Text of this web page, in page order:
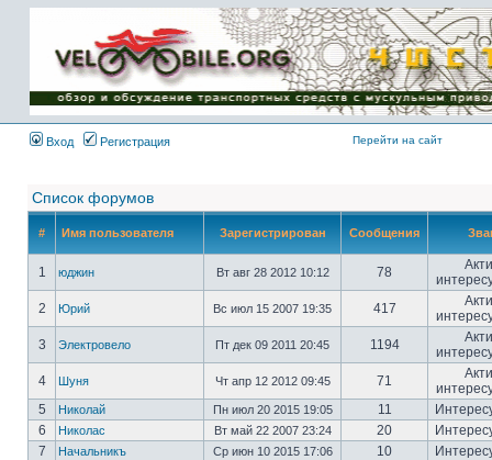
Имя пользователя:
Пароль:
{ LOG_ME_IN_SHORT
}
Вход
Регистрация Перейти на сайт
Список форумов
# Имя пользователя Зарегистрирован Сообщения
1 юджин Вт авг 28 2012 10:12 78
2
Юрий Вс июл 15 2007 19:35 417
3
Электровело Пт дек 09 2011 20:45 1194
4
Шуня Чт апр 12 2012 09:45 71
5
Николай Пн июл 20 2015 19:05 11
6
Николас Вт май 22 2007 23:24 20
7
Начальникъ Ср июн 10 2015 17:06 10